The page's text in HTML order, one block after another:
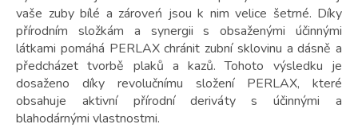
vaše zuby bílé a zároveń jsou k nim velice šetrné. Díky
přírodním složkám a synergii s obsaženými účinnými
látkami pomáhá PERLAX chránit zubní sklovinu a dásně a
předcházet tvorbě plaků a kazů. Tohoto výsledku je
dosaženo díky revolučnímu složení PERLAX, které
obsahuje aktivní přírodní deriváty s účinnými a
blahodárnými vlastnostmi.
r
o
d
u
k
t
ů